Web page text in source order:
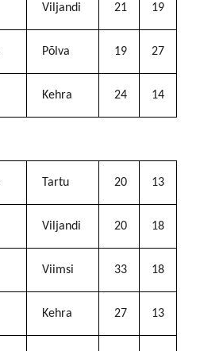
Viljandi 21 19
Põlva 19 27
Kehra 24 14
Tartu 20 13
Viljandi 20 18
Viimsi 33 18
Kehra 27 13